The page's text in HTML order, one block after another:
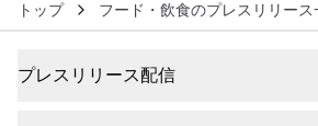
トップ フード・飲食のプレスリリース
プレスリリース配信